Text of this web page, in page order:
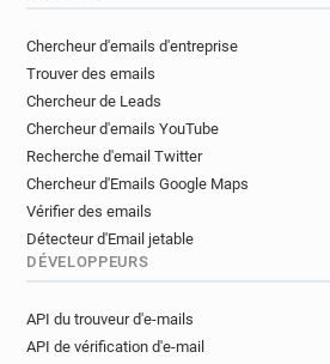
Chercheur d'emails d'entreprise
Trouver des emails
Chercheur de Leads
Chercheur d'emails YouTube
Recherche d'email Twitter
Chercheur d'Emails Google Maps
Vérifier des emails
Détecteur d'Email jetable
DÉVELOPPEURS
API du trouveur d'e-mails
API de vérification d'e-mail